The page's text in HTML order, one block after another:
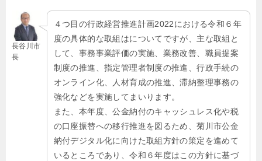
長谷川市
長
４つ目の行政経営推進計画2022における令和６年
度の具体的な取組はについてですが、主な取組と
して、事務事業評価の実施、業務改善、職員提案
制度の推進、指定管理者制度の推進、行政手続の
オンライン化、人材育成の推進、滞納整理事務の
強化などを実施してまいります。
また、本年度、公金納付のキャッシュレス化や税
の口座振替への移行推進を図るため、菊川市公金
納付デジタル化に向けた取組方針の策定を進めて
いるところであり、令和６年度はこの方針に基づ